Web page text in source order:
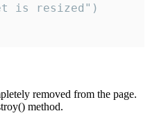
is resized")
removed from the page.
method.